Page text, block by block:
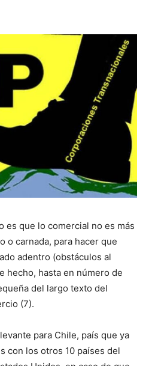
es que lo comercial no es más
o carnada, para hacer que
adentro (obstáculos al
hecho, hasta en número de
del largo texto del
(7).
para Chile, país que ya
con los otros 10 países del